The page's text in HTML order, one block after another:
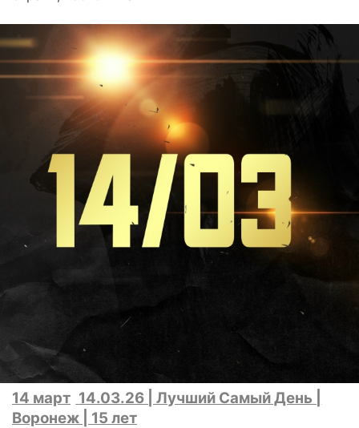
14 март 14.03.26 | Лучший Самый День |
Воронеж | 15 лет